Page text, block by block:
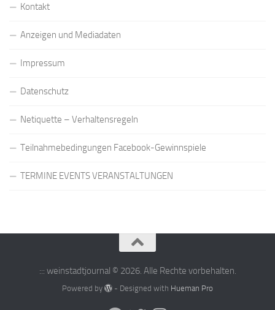
Kontakt
Anzeigen und Mediadaten
Impressum
Datenschutz
Netiquette – Verhaltensregeln
Teilnahmebedingungen Facebook-Gewinnspiele
TERMINE EVENTS VERANSTALTUNGEN
::: weinstadtjournal © 2026. Alle Rechte vorbehalten.
Powered by - Designed with Hueman Pro